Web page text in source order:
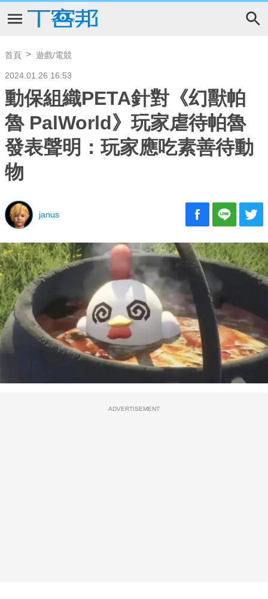
首頁 遊戲/電競
2024.01.26 16:53
動保組織PETA針對《幻獸帕
魯 PalWorld》玩家虐待帕魯
發表聲明：玩家應吃素善待動
物
janus
ADVERTISEMENT